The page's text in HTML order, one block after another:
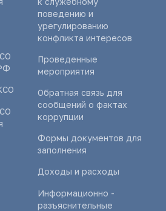
поведению и
урегулированию
конфликта интересов
Проведенные
мероприятия
Обратная связь для
сообщений о фактах
коррупции
Формы документов для
заполнения
Доходы и расходы
Информационно -
разъяснительные